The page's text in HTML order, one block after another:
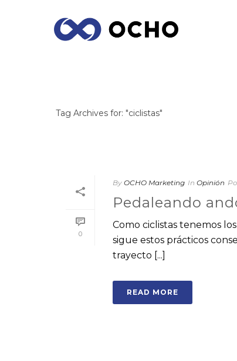
Tag Archives for: "ciclistas"
0
By OCHO Marketing In Opinión
Pedaleando
Como ciclistas tenemos
sigue estos prácticos
trayecto [...]
READ MORE